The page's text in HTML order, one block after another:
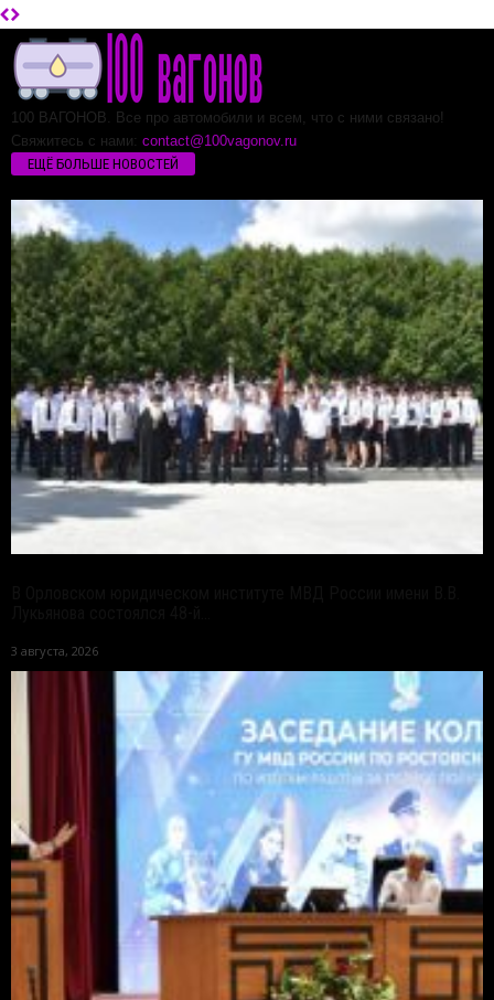
100 ВАГОНОВ. Все про автомобили и всем, что с ними связано!
Свяжитесь с нами: contact@100vagonov.ru
ЕЩЁ БОЛЬШЕ НОВОСТЕЙ
3 августа, 2026